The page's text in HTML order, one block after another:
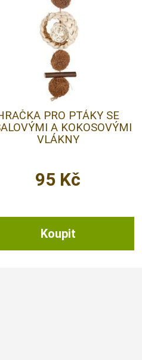
PRO PTÁKY SE
A KOKOSOVÝMI
VLÁKNY
95 Kč